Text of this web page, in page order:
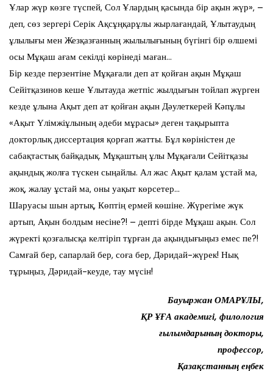
Ұлар жүр көзге түспей, Сол Ұлардың қасында бір ақын жүр», –
деп, сөз зергері Серік Ақсұңқарұлы жырлағандай, Ұлытаудың
ұлылығы мен Жезқазғанның жылылығының бүгінгі бір өлшемі
осы Мұқаш ағам секілді көрінеді маған…
Бір кезде перзентіне Мұқағали деп ат қойған ақын Мұқаш
Сейітқазинов кеше Ұлытауда жетпіс жылдығын тойлап жүрген
кезде ұлына Ақыт деп ат қойған ақын Дәулеткерей Кәпұлы
«Ақыт Үлімжіұлының әдеби мұрасы» деген тақырыпта
докторлық диссертация қорғап жатты. Бұл көріністен де
сабақтастық байқадық. Мұқаштың ұлы Мұқағали Сейітқазы
ақындық жолға түскен сыңайлы. Ал жас Ақыт қалам ұстай ма,
жоқ, жалау ұстай ма, оны уақыт көрсетер…
Шаруасы шын артық, Көптің ермей көшіне. Жүрегіме жүк
артып, Ақын болдым несіне?! – депті бірде Мұқаш ақын. Сол
жүректі қозғалысқа келтіріп тұрған да ақындығыңыз емес пе?!
Самғай бер, сапарлай бер, соға бер, Дәридай-жүрек! Нық
тұрыңыз, Дәридай-кеуде, тау мүсін!
Бауыржан ОМАРҰЛЫ,
ҚР ҰҒА академигі, филология
ғылымдарының докторы,
профессор,
Қазақстанның еңбек